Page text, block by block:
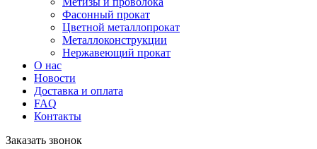
Фасонный прокат
Цветной металлопрокат
Металлоконструкции
Нержавеющий прокат
О нас
Новости
Доставка и оплата
FAQ
Контакты
Заказать звонок